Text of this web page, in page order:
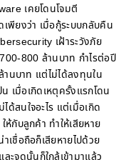
เคยโดนโจมตี
พียงว่า เมื่อกู้ระบบกลับคืน
เฝ้าระวังภัย
800 ล้านบาท กำไรต่อปี
นบาท แต่ไม่ได้ลงทุนใน
เมื่อเกิดเหตุครั้งแรกโดน
สนใจอะไร แต่เมื่อเกิด
กับลูกค้า ทำให้เสียหาย
เชื่อถือก็เสียหายไปด้วย
ะจุดนั้นก็ใกล้เข้ามาแล้ว